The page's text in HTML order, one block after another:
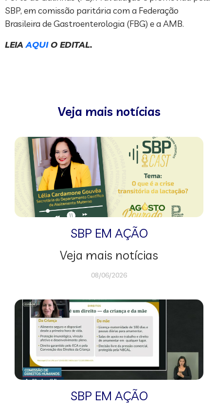
SBP, em comissão paritária com a Federação
Brasileira de Gastroenterologia (FBG) e a AMB.
LEIAAQUIO EDITAL.
Veja mais notícias
SBP EM AÇÃO
Veja mais notícias
08/06/2026
SBP EM AÇÃO